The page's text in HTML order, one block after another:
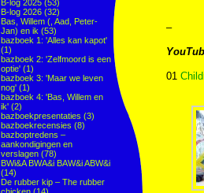
B-log 2025 (53)
B-log 2026 (32)
Bas, Willem (, Aad, Peter-
Jan) en ik (53)
bazboek 1: 'Alles kan kapot'
(1)
bazboek 2: 'Zelfmoord is een
optie' (1)
bazboek 3: 'Maar we leven
nog' (1)
bazboek 4: 'Bas, Willem en
ik' (2)
bazboekpresentaties (3)
bazboekrecensies (8)
bazboptredens –
aankondigingen en
verslagen (78)
BWi&A BWA&i BAW&i ABW&i
(14)
De rubber kip – The rubber
–
01